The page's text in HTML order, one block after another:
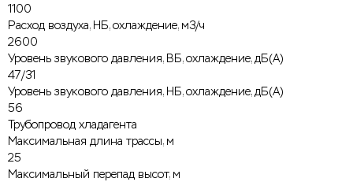
1100
Расход воздуха, НБ, охлаждение, м3/ч
2600
Уровень звукового давления, ВБ, охлаждение, дБ(А)
47/31
Уровень звукового давления, НБ, охлаждение, дБ(А)
56
Трубопровод хладагента
Максимальная длина трассы, м
25
Максимальный перепад высот, м